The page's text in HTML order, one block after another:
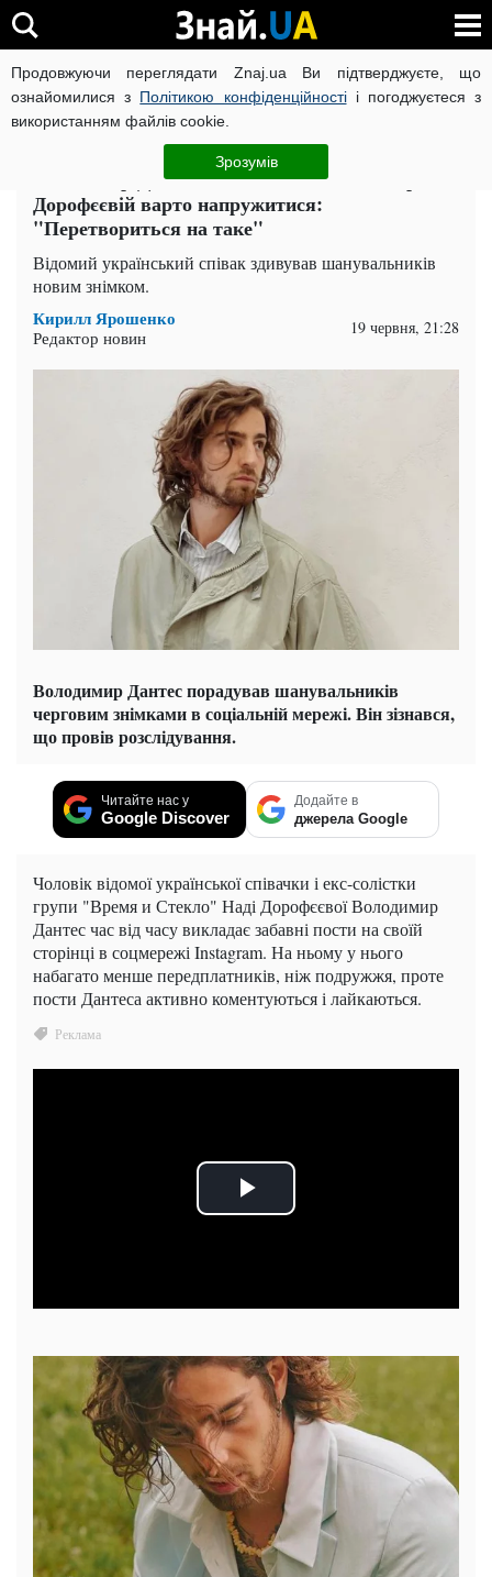
Продовжуючи переглядати Znaj.ua Ви підтверджуєте, що
ознайомилися з Політикою конфіденційностіі погоджуєтеся з
використанням файлів cookie.
Зрозумів
ВІЙНА РОСІЇ ПРОТИ УКРАЇНИ КОРОНАВІРУС В УКРАЇНІ
ЧИТАТЬ НА РУССКОМ
Володимир Дантес показав, який він негарний,
Дорофєєвій варто напружитися:
"Перетвориться на таке"
Відомий український співак здивував шанувальників
новим знімком.
Кирилл Ярошенко
Редактор новин 19 червня, 21:28
Володимир Дантес порадував шанувальників
черговим знімками в соціальній мережі. Він зізнався,
що провів розслідування.
Читайте нас у
Google Discover
Додайте в
джерела Google
Чоловік відомої української співачки і екс-солістки
групи "Время и Стекло" Наді Дорофєєвої Володимир
Дантес час від часу викладає забавні пости на своїй
сторінці в соцмережі Instagram. На ньому у нього
набагато менше передплатників, ніж подружжя, проте
пости Дантеса активно коментуються і лайкаються.